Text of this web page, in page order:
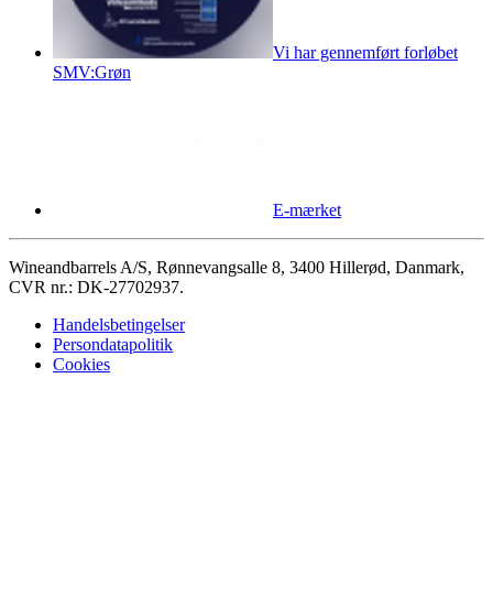
Vi har gennemført forløbet
SMV:Grøn
E-mærket
Wineandbarrels A/S, Rønnevangsalle 8, 3400 Hillerød, Danmark,
CVR nr.: DK-27702937.
Handelsbetingelser
Persondatapolitik
Cookies